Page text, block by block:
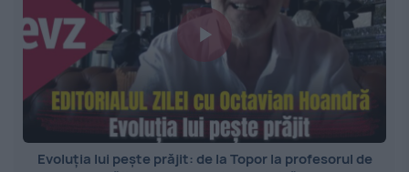
Evoluția lui pește prăjit: de la Topor la profesorul de